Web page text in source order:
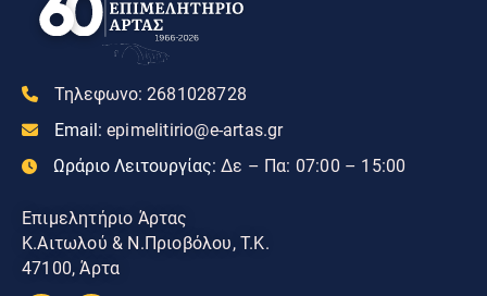
Τηλεφωνο: 2681028728
Email: epimelitirio@e-artas.gr
Ωράριο Λειτουργίας: Δε – Πα: 07:00 – 15:00
Επιμελητήριο Άρτας
Κ.Αιτωλού & Ν.Πριοβόλου, Τ.Κ.
47100, Άρτα